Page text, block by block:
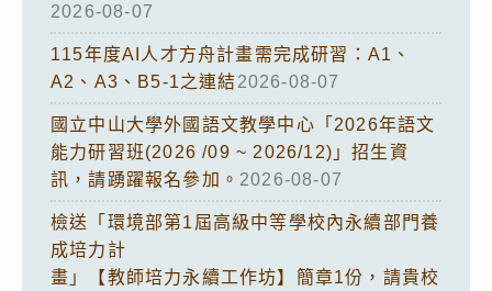
2026-08-07
115年度AI人才方舟計畫需完成研習：A1、
A2、A3、B5-1之連結2026-08-07
國立中山大學外國語文教學中心「2026年語文
能力研習班(2026 /09 ~ 2026/12)」招生資
訊，請踴躍報名參加。 2026-08-07
檢送「環境部第1屆高級中等學校內永續部門養
成培力計
畫」【教師培力永續工作坊】簡章1份，請貴校